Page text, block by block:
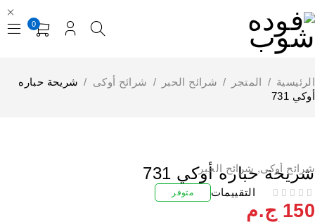
0
المتجر شرائح الحبر شرائح أوكى
شريحة حباره
731
أوكى , شرائح الحبر
حباره أوكي 731
التقييمات متوفر
ج.م